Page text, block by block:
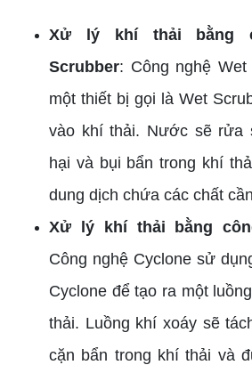
Xử lý khí thải bằng
Scrubber: Công nghệ
một thiết bị gọi là Wet
vào khí thải. Nước sẽ rửa
hại và bụi bẩn trong khí
dung dịch chứa các chất
Xử lý khí thải bằng
Công nghệ Cyclone sử
Cyclone để tạo ra một
thải. Luồng khí xoáy sẽ
cặn bẩn trong khí thải và